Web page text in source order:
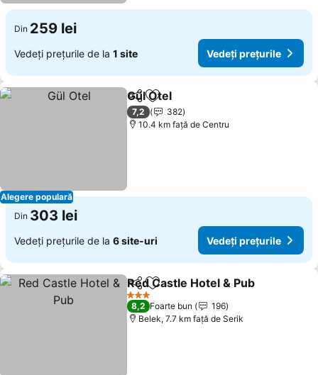
Din 259 lei
Vedeți prețurile de la 1 site Vedeți prețurile
Alegere populară
DistribuițiAdăugaţi la favorite
Gül Otel
7,2
382
10.4 km faţă de Centru
Din 303 lei
Vedeți prețurile de la 6 site-uri Vedeți prețurile
DistribuițiAdăugaţi la favorite
Red Castle Hotel & Pub
3 Stele
8,2 Foarte bun
196
Belek, 7.7 km faţă de Serik